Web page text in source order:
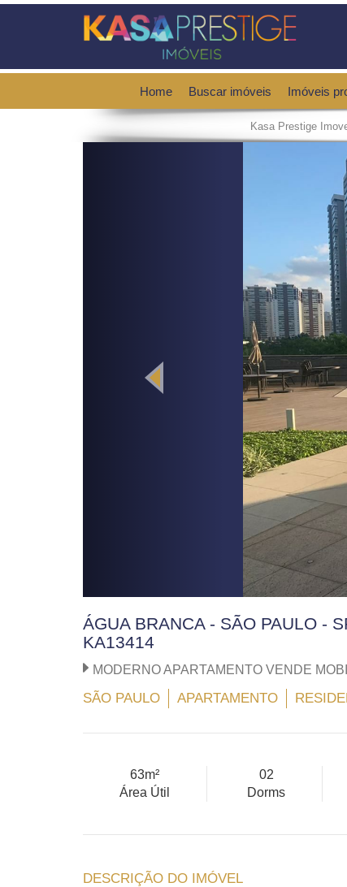
Home Buscar imóveis Imóveis
Kasa Prestige
ÁGUA BRANCA - SÃO PAULO -
KA13414
MODERNO APARTAMENTO VENDE
SÃO PAULO APARTAMENTO
63m²
Área Útil
02
Dorms
DESCRIÇÃO DO IMÓVEL